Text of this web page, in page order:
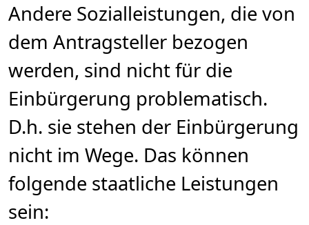
Andere Sozialleistungen, die von
dem Antragsteller bezogen
werden, sind nicht für die
Einbürgerung problematisch.
D.h. sie stehen der Einbürgerung
nicht im Wege. Das können
folgende staatliche Leistungen
sein: